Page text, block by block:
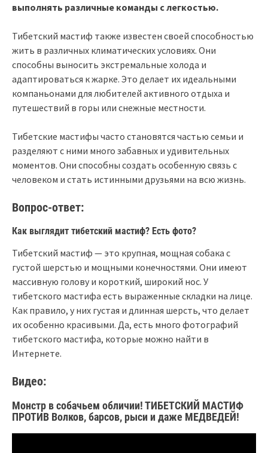
выполнять различные команды с легкостью.
Тибетский мастиф также известен своей способностью
жить в различных климатических условиях. Они
способны выносить экстремальные холода и
адаптироваться к жарке. Это делает их идеальными
компаньонами для любителей активного отдыха и
путешествий в горы или снежные местности.
Тибетские мастифы часто становятся частью семьи и
разделяют с ними много забавных и удивительных
моментов. Они способны создать особенную связь с
человеком и стать истинными друзьями на всю жизнь.
Вопрос-ответ:
Как выглядит тибетский мастиф? Есть фото?
Тибетский мастиф — это крупная, мощная собака с
густой шерстью и мощными конечностями. Они имеют
массивную голову и короткий, широкий нос. У
тибетского мастифа есть выраженные складки на лице.
Как правило, у них густая и длинная шерсть, что делает
их особенно красивыми. Да, есть много фотографий
тибетского мастифа, которые можно найти в
Интернете.
Видео:
Монстр в собачьем обличии! ТИБЕТСКИЙ МАСТИФ
ПРОТИВ Волков, барсов, рыси и даже МЕДВЕДЕЙ!